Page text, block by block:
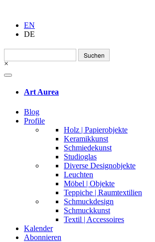
EN
DE
Suchen
nach:
×
Art Aurea
Blog
Profile
Holz | Papierobjekte
Keramikkunst
Schmiedekunst
Studioglas
Diverse Designobjekte
Leuchten
Möbel | Objekte
Teppiche | Raumtextilien
Schmuckdesign
Schmuckkunst
Textil | Accessoires
Kalender
Abonnieren